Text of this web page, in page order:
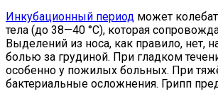
Инкубационный период может
тела (до 38—40 °C), которая
Выделений из носа, как правило, нет,
болью за грудиной. При гладком
особенно у пожилых больных. При
бактериальные осложнения. Грипп